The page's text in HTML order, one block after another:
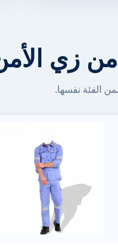
زي
الفئة نفسها.